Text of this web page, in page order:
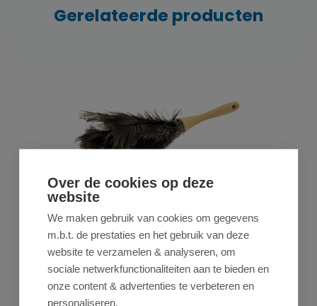
Gerelateerde producten
Plumeau Struisvogelveren - Lengte 38cm
Over de cookies op deze
website
We maken gebruik van cookies om gegevens
m.b.t. de prestaties en het gebruik van deze
website te verzamelen & analyseren, om
sociale netwerkfunctionaliteiten aan te bieden en
onze content & advertenties te verbeteren en
personaliseren.